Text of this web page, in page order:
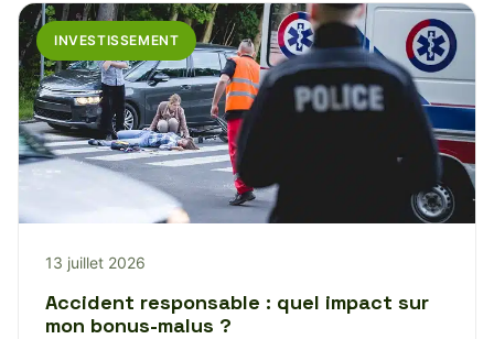
INVESTISSEMENT
13 juillet 2026
Accident responsable : quel impact sur
mon bonus-malus ?